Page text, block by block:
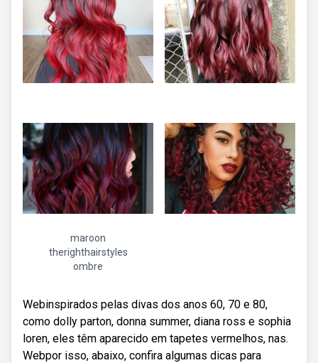
maroon
therighthairstyles
ombre
Webinspirados pelas divas dos anos 60, 70 e 80,
como dolly parton, donna summer, diana ross e sophia
loren, eles têm aparecido em tapetes vermelhos, nas.
Webpor isso, abaixo, confira algumas dicas para